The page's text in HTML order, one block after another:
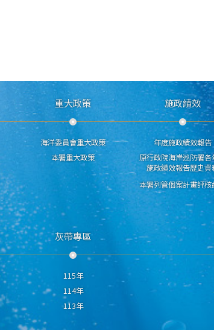
重大政策
海洋委員會重大政策
本署重大政策
施政績效
年度施政績效報告
原行政院海岸巡防署各
施政績效報告歷史資
本署列管個案計畫評核
灰帶專區
115年
114年
113年